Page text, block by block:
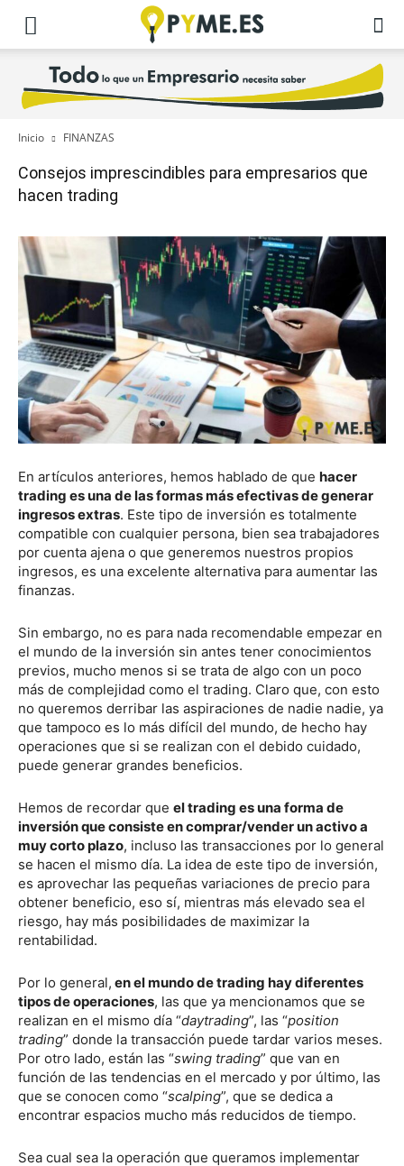
Inicio FINANZAS
Consejos imprescindibles para empresarios que
hacen trading
En artículos anteriores, hemos hablado de que hacer
trading es una de las formas más efectivas de generar
ingresos extras. Este tipo de inversión es totalmente
compatible con cualquier persona, bien sea trabajadores
por cuenta ajena o que generemos nuestros propios
ingresos, es una excelente alternativa para aumentar las
finanzas.
Sin embargo, no es para nada recomendable empezar en
el mundo de la inversión sin antes tener conocimientos
previos, mucho menos si se trata de algo con un poco
más de complejidad como el trading. Claro que, con esto
no queremos derribar las aspiraciones de nadie nadie, ya
que tampoco es lo más difícil del mundo, de hecho hay
operaciones que si se realizan con el debido cuidado,
puede generar grandes beneficios.
Hemos de recordar que el trading es una forma de
inversión que consiste en comprar/vender un activo a
muy corto plazo, incluso las transacciones por lo general
se hacen el mismo día. La idea de este tipo de inversión,
es aprovechar las pequeñas variaciones de precio para
obtener beneficio, eso sí, mientras más elevado sea el
riesgo, hay más posibilidades de maximizar la
rentabilidad.
Por lo general, en el mundo de trading hay diferentes
tipos de operaciones, las que ya mencionamos que se
realizan en el mismo día “daytrading”, las “position
trading” donde la transacción puede tardar varios meses.
Por otro lado, están las “swing trading” que van en
función de las tendencias en el mercado y por último, las
que se conocen como “scalping”, que se dedica a
encontrar espacios mucho más reducidos de tiempo.
Sea cual sea la operación que queramos implementar